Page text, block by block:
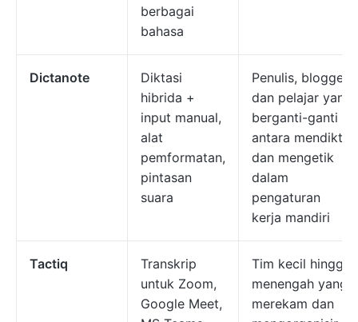
berbagai
bahasa
Dictanote
Diktasi
hibrida +
input manual,
alat
pemformatan,
pintasan
suara
Penulis, blogger,
dan pelajar yang
berganti-ganti
antara mendikte
dan mengetik
dalam
pengaturan
kerja mandiri
Tactiq
Transkrip
untuk Zoom,
Google Meet,
Tim kecil hingga
menengah yang
merekam dan